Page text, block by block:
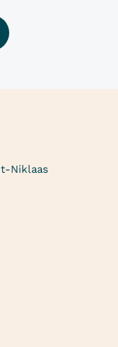
Niklaas